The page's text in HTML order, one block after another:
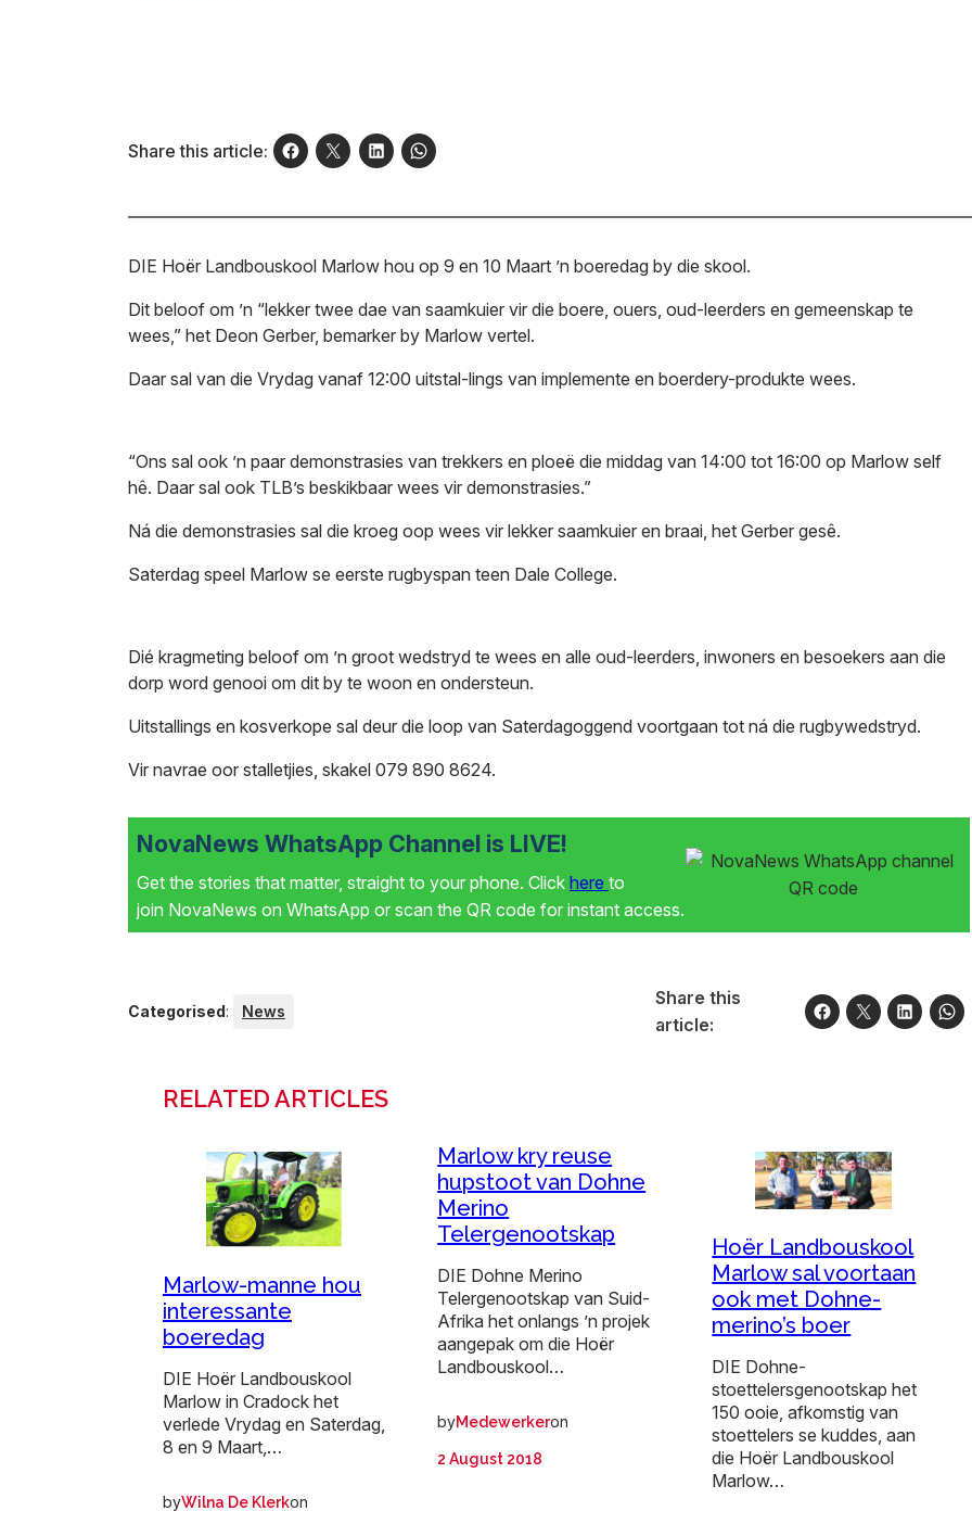
Share this article:
DIE Hoër Landbouskool Marlow hou op 9 en 10 Maart ’n boeredag by die skool.
Dit beloof om ’n “lekker twee dae van saamkuier vir die boere, ouers, oud-leerders en gemeenskap te
wees,” het Deon Gerber, bemarker by Marlow vertel.
Daar sal van die Vrydag vanaf 12:00 uitstal-lings van implemente en boerdery-produkte wees.
“Ons sal ook ’n paar demonstrasies van trekkers en ploeë die middag van 14:00 tot 16:00 op Marlow self
hê. Daar sal ook TLB’s beskikbaar wees vir demonstrasies.”
Ná die demonstrasies sal die kroeg oop wees vir lekker saamkuier en braai, het Gerber gesê.
Saterdag speel Marlow se eerste rugbyspan teen Dale College.
Dié kragmeting beloof om ’n groot wedstryd te wees en alle oud-leerders, inwoners en besoekers aan die
dorp word genooi om dit by te woon en ondersteun.
Uitstallings en kosverkope sal deur die loop van Saterdagoggend voortgaan tot ná die rugbywedstryd.
Vir navrae oor stalletjies, skakel 079 890 8624.
NovaNews WhatsApp Channel is LIVE!
Get the stories that matter, straight to your phone. Click here to
join NovaNews on WhatsApp or scan the QR code for instant access.
Categorised: News
Share this
article:
RELATED ARTICLES
Marlow-manne hou
interessante
boeredag
DIE Hoër Landbouskool
Marlow in Cradock het
verlede Vrydag en Saterdag,
8 en 9 Maart,…
byWilna De Klerkon
Marlow kry reuse
hupstoot van Dohne
Merino
Telergenootskap
DIE Dohne Merino
Telergenootskap van Suid-
Afrika het onlangs ’n projek
aangepak om die Hoër
Landbouskool…
byMedewerkeron
2 August 2018
Hoër Landbouskool
Marlow sal voortaan
ook met Dohne-
merino’s boer
DIE Dohne-
stoettelersgenootskap het
150 ooie, afkomstig van
stoettelers se kuddes, aan
die Hoër Landbouskool
Marlow…